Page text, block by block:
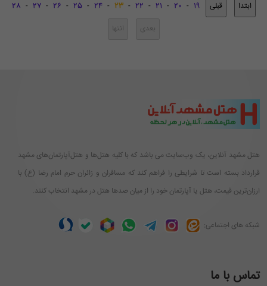
19
-
20
-
21
-
22
-
23
-
24
-
25
-
26
-
27
-
28
هتل مشهد آنلاین، یک وب‌سایت می باشد که با کلیه هتل‌ها و هتل‌آپارتمان‌های مشهد
قرارداد بسته است تا شرایطی را فراهم کند که مسافران و زائران حرم امام رضا (ع) با
ارزان‌ترین قیمت، هتل یا آپارتمان خود را از میان صدها هتل در مشهد انتخاب کنند.
شبکه های اجتماعی:
تماس با ما